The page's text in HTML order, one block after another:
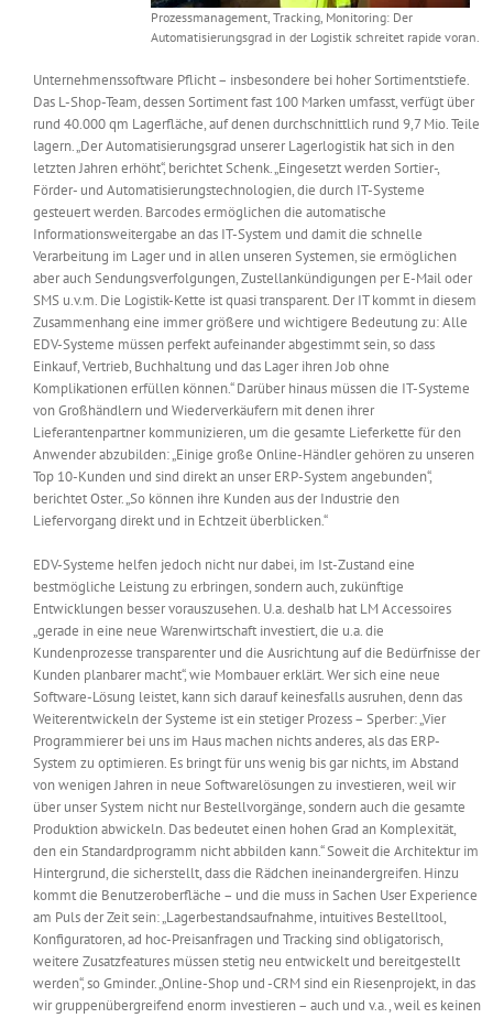
Prozessmanagement, Tracking, Monitoring: Der
Automatisierungsgrad in der Logistik schreitet rapide voran.
Unternehmenssoftware Pflicht – insbesondere bei hoher Sortimentstiefe.
Das L-Shop-Team, dessen Sortiment fast 100 Marken umfasst, verfügt über
rund 40.000 qm Lagerfläche, auf denen durchschnittlich rund 9,7 Mio. Teile
lagern. „Der Automatisierungsgrad unserer Lagerlogistik hat sich in den
letzten Jahren erhöht“, berichtet Schenk. „Eingesetzt werden Sortier-,
Förder- und Automatisierungstechnologien, die durch IT-Systeme
gesteuert werden. Barcodes ermöglichen die automatische
Informationsweitergabe an das IT-System und damit die schnelle
Verarbeitung im Lager und in allen unseren Systemen, sie ermöglichen
aber auch Sendungsverfolgungen, Zustellankündigungen per E-Mail oder
SMS u.v.m. Die Logistik-Kette ist quasi transparent. Der IT kommt in diesem
Zusammenhang eine immer größere und wichtigere Bedeutung zu: Alle
EDV-Systeme müssen perfekt aufeinander abgestimmt sein, so dass
Einkauf, Vertrieb, Buchhaltung und das Lager ihren Job ohne
Komplikationen erfüllen können.“ Darüber hinaus müssen die IT-Systeme
von Großhändlern und Wiederverkäufern mit denen ihrer
Lieferantenpartner kommunizieren, um die gesamte Lieferkette für den
Anwender abzubilden: „Einige große Online-Händler gehören zu unseren
Top 10-Kunden und sind direkt an unser ERP-System angebunden“,
berichtet Oster. „So können ihre Kunden aus der Industrie den
Liefervorgang direkt und in Echtzeit überblicken.“
EDV-Systeme helfen jedoch nicht nur dabei, im Ist-Zustand eine
bestmögliche Leistung zu erbringen, sondern auch, zukünftige
Entwicklungen besser vorauszusehen. U.a. deshalb hat LM Accessoires
„gerade in eine neue Warenwirtschaft investiert, die u.a. die
Kundenprozesse transparenter und die Ausrichtung auf die Bedürfnisse der
Kunden planbarer macht“, wie Mombauer erklärt. Wer sich eine neue
Software-Lösung leistet, kann sich darauf keinesfalls ausruhen, denn das
Weiterentwickeln der Systeme ist ein stetiger Prozess – Sperber: „Vier
Programmierer bei uns im Haus machen nichts anderes, als das ERP-
System zu optimieren. Es bringt für uns wenig bis gar nichts, im Abstand
von wenigen Jahren in neue Softwarelösungen zu investieren, weil wir
über unser System nicht nur Bestellvorgänge, sondern auch die gesamte
Produktion abwickeln. Das bedeutet einen hohen Grad an Komplexität,
den ein Standardprogramm nicht abbilden kann.“ Soweit die Architektur im
Hintergrund, die sicherstellt, dass die Rädchen ineinandergreifen. Hinzu
kommt die Benutzeroberfläche – und die muss in Sachen User Experience
am Puls der Zeit sein: „Lagerbestandsaufnahme, intuitives Bestelltool,
Konfiguratoren, ad hoc-Preisanfragen und Tracking sind obligatorisch,
weitere Zusatzfeatures müssen stetig neu entwickelt und bereitgestellt
werden“, so Gminder. „Online-Shop und -CRM sind ein Riesenprojekt, in das
wir gruppenübergreifend enorm investieren – auch und v.a., weil es keinen